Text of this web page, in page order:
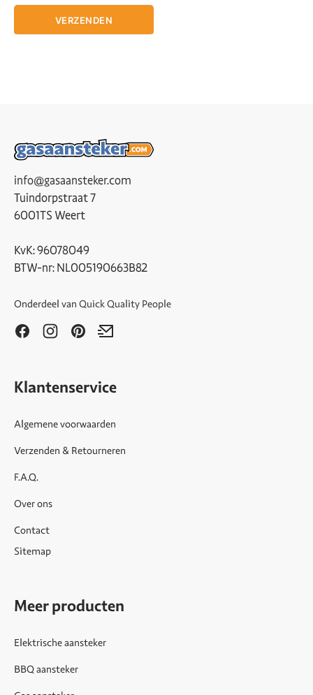
info@gasaansteker.com
Tuindorpstraat 7
6001TS Weert
KvK: 96078049
BTW-nr: NL005190663B82
Onderdeel van Quick Quality People
Klantenservice
Algemene voorwaarden
Verzenden & Retourneren
F.A.Q.
Over ons
Contact
Sitemap
Meer producten
Elektrische aansteker
BBQ aansteker